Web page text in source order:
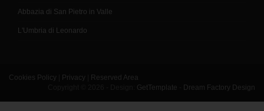
Abbazia di San Pietro in Valle
L'Umbria di Leonardo
Cookies Policy Privacy
Reserved Area
GetTemplate Dream Factory Design